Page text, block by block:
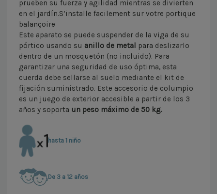
prueben su fuerza y ​​agilidad mientras se divierten
en el jardín.S’installe facilement sur votre portique
balançoire
Este aparato se puede suspender de la viga de su
pórtico usando su anillo de metal para deslizarlo
dentro de un mosquetón (no incluido). Para
garantizar una seguridad de uso óptima, esta
cuerda debe sellarse al suelo mediante el kit de
fijación suministrado. Este accesorio de columpio
es un juego de exterior accesible a partir de los 3
años y soporta un peso máximo de 50 kg.
hasta 1 niño
De 3 a 12 años